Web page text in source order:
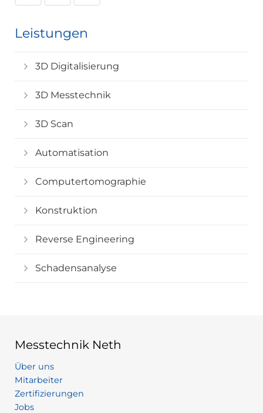
Leistungen
3D Digitalisierung
3D Messtechnik
3D Scan
Automatisation
Computertomographie
Konstruktion
Reverse Engineering
Schadensanalyse
Messtechnik Neth
Über uns
Mitarbeiter
Zertifizierungen
Jobs